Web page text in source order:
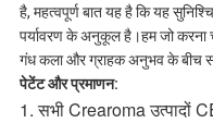
है, महत्वपूर्ण बात यह है कि यह
पर्यावरण के अनुकूल है।हम जो करना
गंध कला और ग्राहक अनुभव के बीच
पेटेंट और प्रमाणन:
1. सभी Crearoma उत्पादों